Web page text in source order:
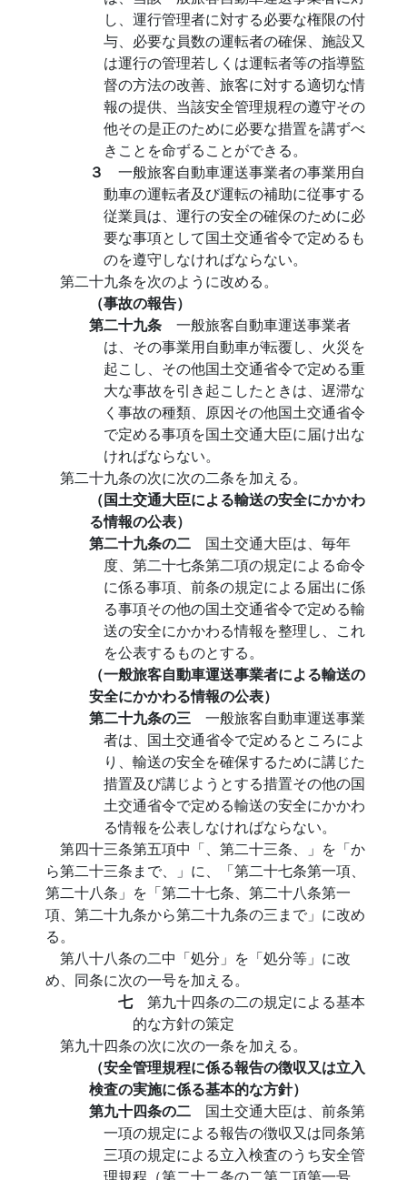
し、運行管理者に対する必要な権限の付
与、必要な員数の運転者の確保、施設又
は運行の管理若しくは運転者等の指導監
督の方法の改善、旅客に対する適切な情
報の提供、当該安全管理規程の遵守その
他その是正のために必要な措置を講ずべ
きことを命ずることができる。
３ 一般旅客自動車運送事業者の事業用自
動車の運転者及び運転の補助に従事する
従業員は、運行の安全の確保のために必
要な事項として国土交通省令で定めるも
のを遵守しなければならない。
第二十九条を次のように改める。
（事故の報告）
第二十九条 一般旅客自動車運送事業者
は、その事業用自動車が転覆し、火災を
起こし、その他国土交通省令で定める重
大な事故を引き起こしたときは、遅滞な
く事故の種類、原因その他国土交通省令
で定める事項を国土交通大臣に届け出な
ければならない。
第二十九条の次に次の二条を加える。
（国土交通大臣による輸送の安全にかかわ
る情報の公表）
第二十九条の二 国土交通大臣は、毎年
度、第二十七条第二項の規定による命令
に係る事項、前条の規定による届出に係
る事項その他の国土交通省令で定める輸
送の安全にかかわる情報を整理し、これ
を公表するものとする。
（一般旅客自動車運送事業者による輸送の
安全にかかわる情報の公表）
第二十九条の三 一般旅客自動車運送事業
者は、国土交通省令で定めるところによ
り、輸送の安全を確保するために講じた
措置及び講じようとする措置その他の国
土交通省令で定める輸送の安全にかかわ
る情報を公表しなければならない。
第四十三条第五項中「、第二十三条、」を「か
ら第二十三条まで、」に、「第二十七条第一項、
第二十八条」を「第二十七条、第二十八条第一
項、第二十九条から第二十九条の三まで」に改め
る。
第八十八条の二中「処分」を「処分等」に改
め、同条に次の一号を加える。
七 第九十四条の二の規定による基本
的な方針の策定
第九十四条の次に次の一条を加える。
（安全管理規程に係る報告の徴収又は立入
検査の実施に係る基本的な方針）
第九十四条の二 国土交通大臣は、前条第
一項の規定による報告の徴収又は同条第
三項の規定による立入検査のうち安全管